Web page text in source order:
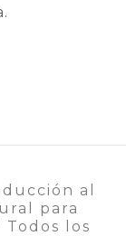
al
para
los